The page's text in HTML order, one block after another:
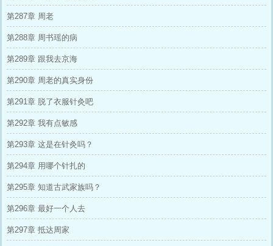
第287章 周老
第288章 周书瑶的病
第289章 跟我去京海
第290章 周老的真实身份
第291章 脱了衣服针灸吧
第292章 我有点敏感
第293章 这是在针灸吗？
第294章 用哪个针扎的
第295章 知道古武家族吗？
第296章 最好一个人去
第297章 抵达周家